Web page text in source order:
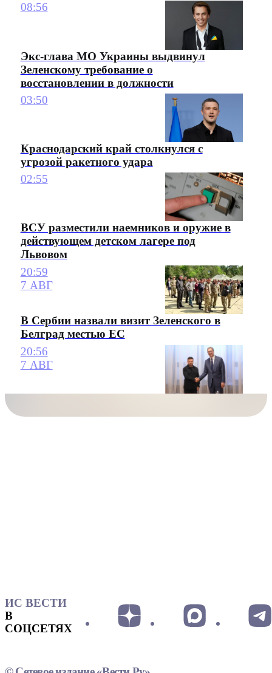
08:56
Экс-глава МО Украины выдвинул
Зеленскому требование о
восстановлении в должности
03:50
Краснодарский край столкнулся с
угрозой ракетного удара
02:55
ВСУ разместили наемников и оружие в
действующем детском лагере под
Львовом
20:59
7 АВГ
В Сербии назвали визит Зеленского в
Белград местью ЕС
20:56
7 АВГ
ИС ВЕСТИ
В
СОЦСЕТЯХ